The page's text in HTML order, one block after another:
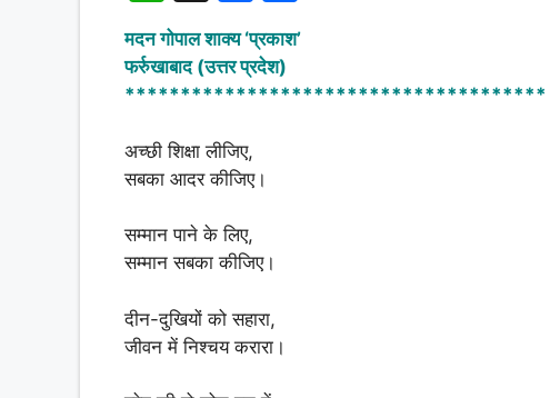
h
at
s
p
p
c
e
o
o
h
e
मदन गोपाल शाक्य ‘प्रकाश’
फर्रुखाबाद (उत्तर प्रदेश)
**************************************
अच्छी शिक्षा लीजिए,
सबका आदर कीजिए।
सम्मान पाने के लिए,
सम्मान सबका कीजिए।
दीन-दुखियों को सहारा,
जीवन में निश्चय करारा।